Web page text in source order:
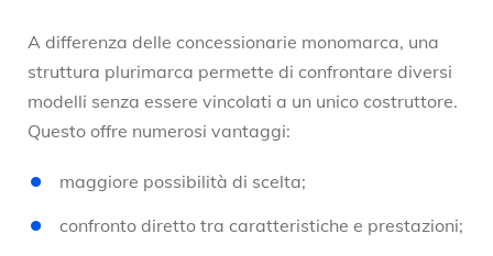
A differenza delle concessionarie monomarca, una
struttura plurimarca permette di confrontare diversi
modelli senza essere vincolati a un unico costruttore.
Questo offre numerosi vantaggi:
maggiore possibilità di scelta;
confronto diretto tra caratteristiche e prestazioni;